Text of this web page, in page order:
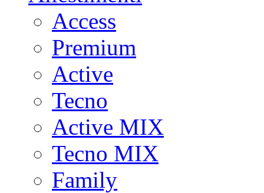
Access
Premium
Active
Tecno
Active MIX
Tecno MIX
Family